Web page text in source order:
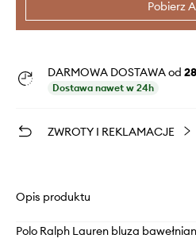
Pobierz
DARMOWA DOSTAWA od
Dostawa nawet w 24h
ZWROTY I REKLAMACJE
Opis produktu
Polo Ralph Lauren bluza